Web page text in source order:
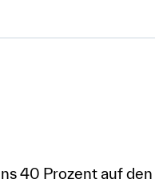
40 Prozent auf